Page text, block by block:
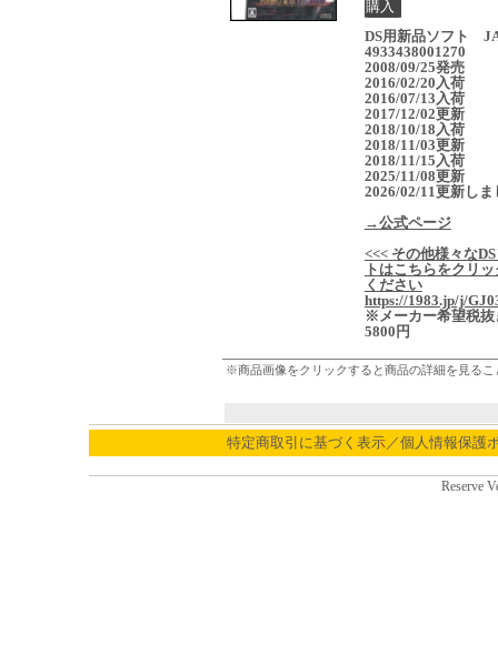
DS用新品ソフト
4933438001270
2008/09/25発売
2016/02/20入荷
2016/07/13入荷
2017/12/02更新
2018/10/18入荷
2018/11/03更新
2018/11/15入荷
2025/11/08更新
2026/02/11更新しま
→公式ページ
<<< その他様々な
トはこちらをクリ
ください
https://1983.jp/j/
※メーカー希望税抜
5800円
※商品画像をクリックすると商品の詳細を見るこ
特定商取引に基づく表示／個人情報保護
Reserve